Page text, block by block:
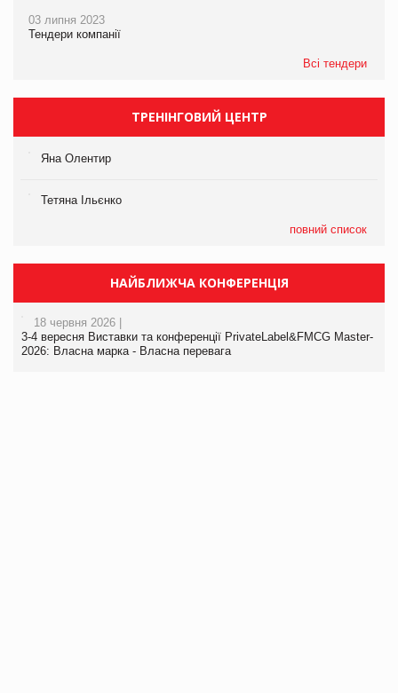
03 липня 2023
Тендери компанії
Всі тендери
ТРЕНІНГОВИЙ ЦЕНТР
Яна Олентир
Тетяна Ільєнко
повний список
НАЙБЛИЖЧА КОНФЕРЕНЦІЯ
18 червня 2026 |
3-4 вересня Виставки та конференції PrivateLabel&FMCG Master-
2026: Власна марка - Власна перевага